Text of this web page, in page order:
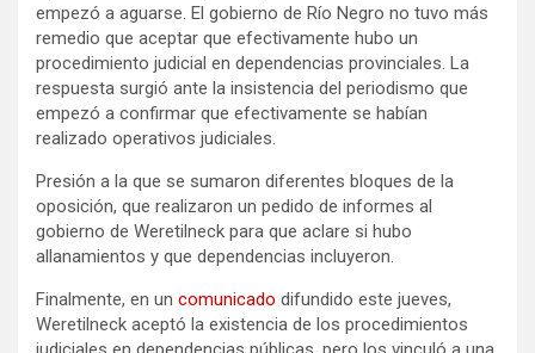
empezó a aguarse. El gobierno de Río Negro no tuvo más
remedio que aceptar que efectivamente hubo un
procedimiento judicial en dependencias provinciales. La
respuesta surgió ante la insistencia del periodismo que
empezó a confirmar que efectivamente se habían
realizado operativos judiciales.
Presión a la que se sumaron diferentes bloques de la
oposición, que realizaron un pedido de informes al
gobierno de Weretilneck para que aclare si hubo
allanamientos y que dependencias incluyeron.
Finalmente, en un comunicado difundido este jueves,
Weretilneck aceptó la existencia de los procedimientos